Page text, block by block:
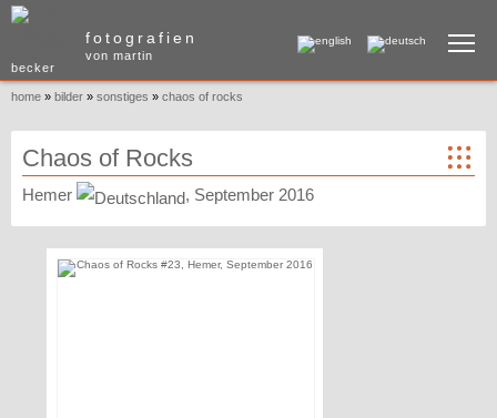
fotografien
von martin
becker
home » bilder » sonstiges » chaos of rocks
Chaos of Rocks
Hemer , September 2016